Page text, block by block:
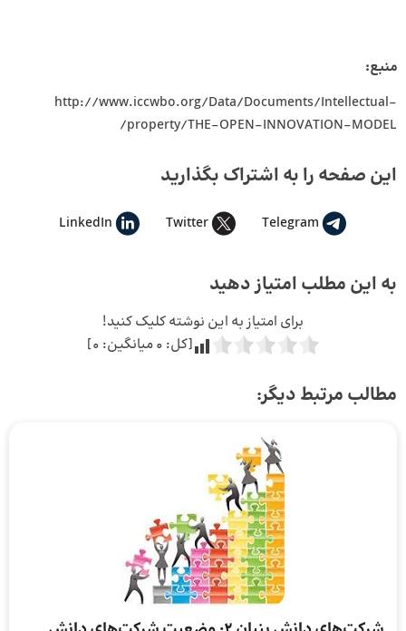
منبع:
http://www.iccwbo.org/Data/Documents/Intellectual-
property/THE-OPEN-INNOVATION-MODEL/
این صفحه را به اشتراک بگذارید
Telegram
Twitter
LinkedIn
به این مطلب امتیاز دهید
برای امتیاز به این نوشته کلیک کنید!
[کل: 0میانگین: 0
]
مطالب مرتبط دیگر: